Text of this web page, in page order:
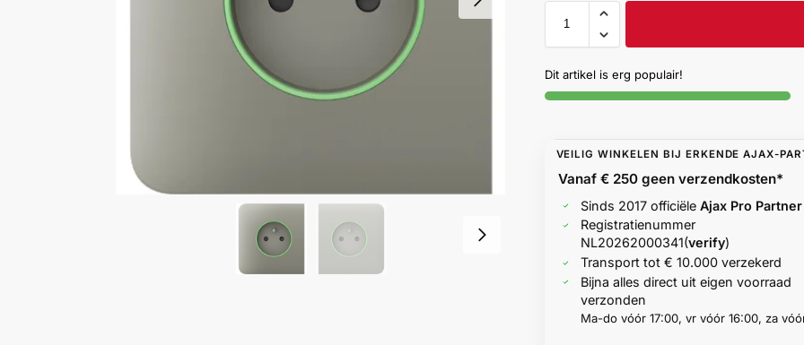
Dit artikel is erg populair!
VEILIG WINKELEN BIJ ERKENDE AJAX-
Vanaf € 250 geenverzendkosten*
Sinds 2017 officiële Ajax Pro Partner
Registratienummer
NL20262000341(verify)
Transport tot € 10.000 verzekerd
Bijna alles direct uit eigen voorraad
verzonden
Ma-do vóór 17:00, vr vóór 16:00, za